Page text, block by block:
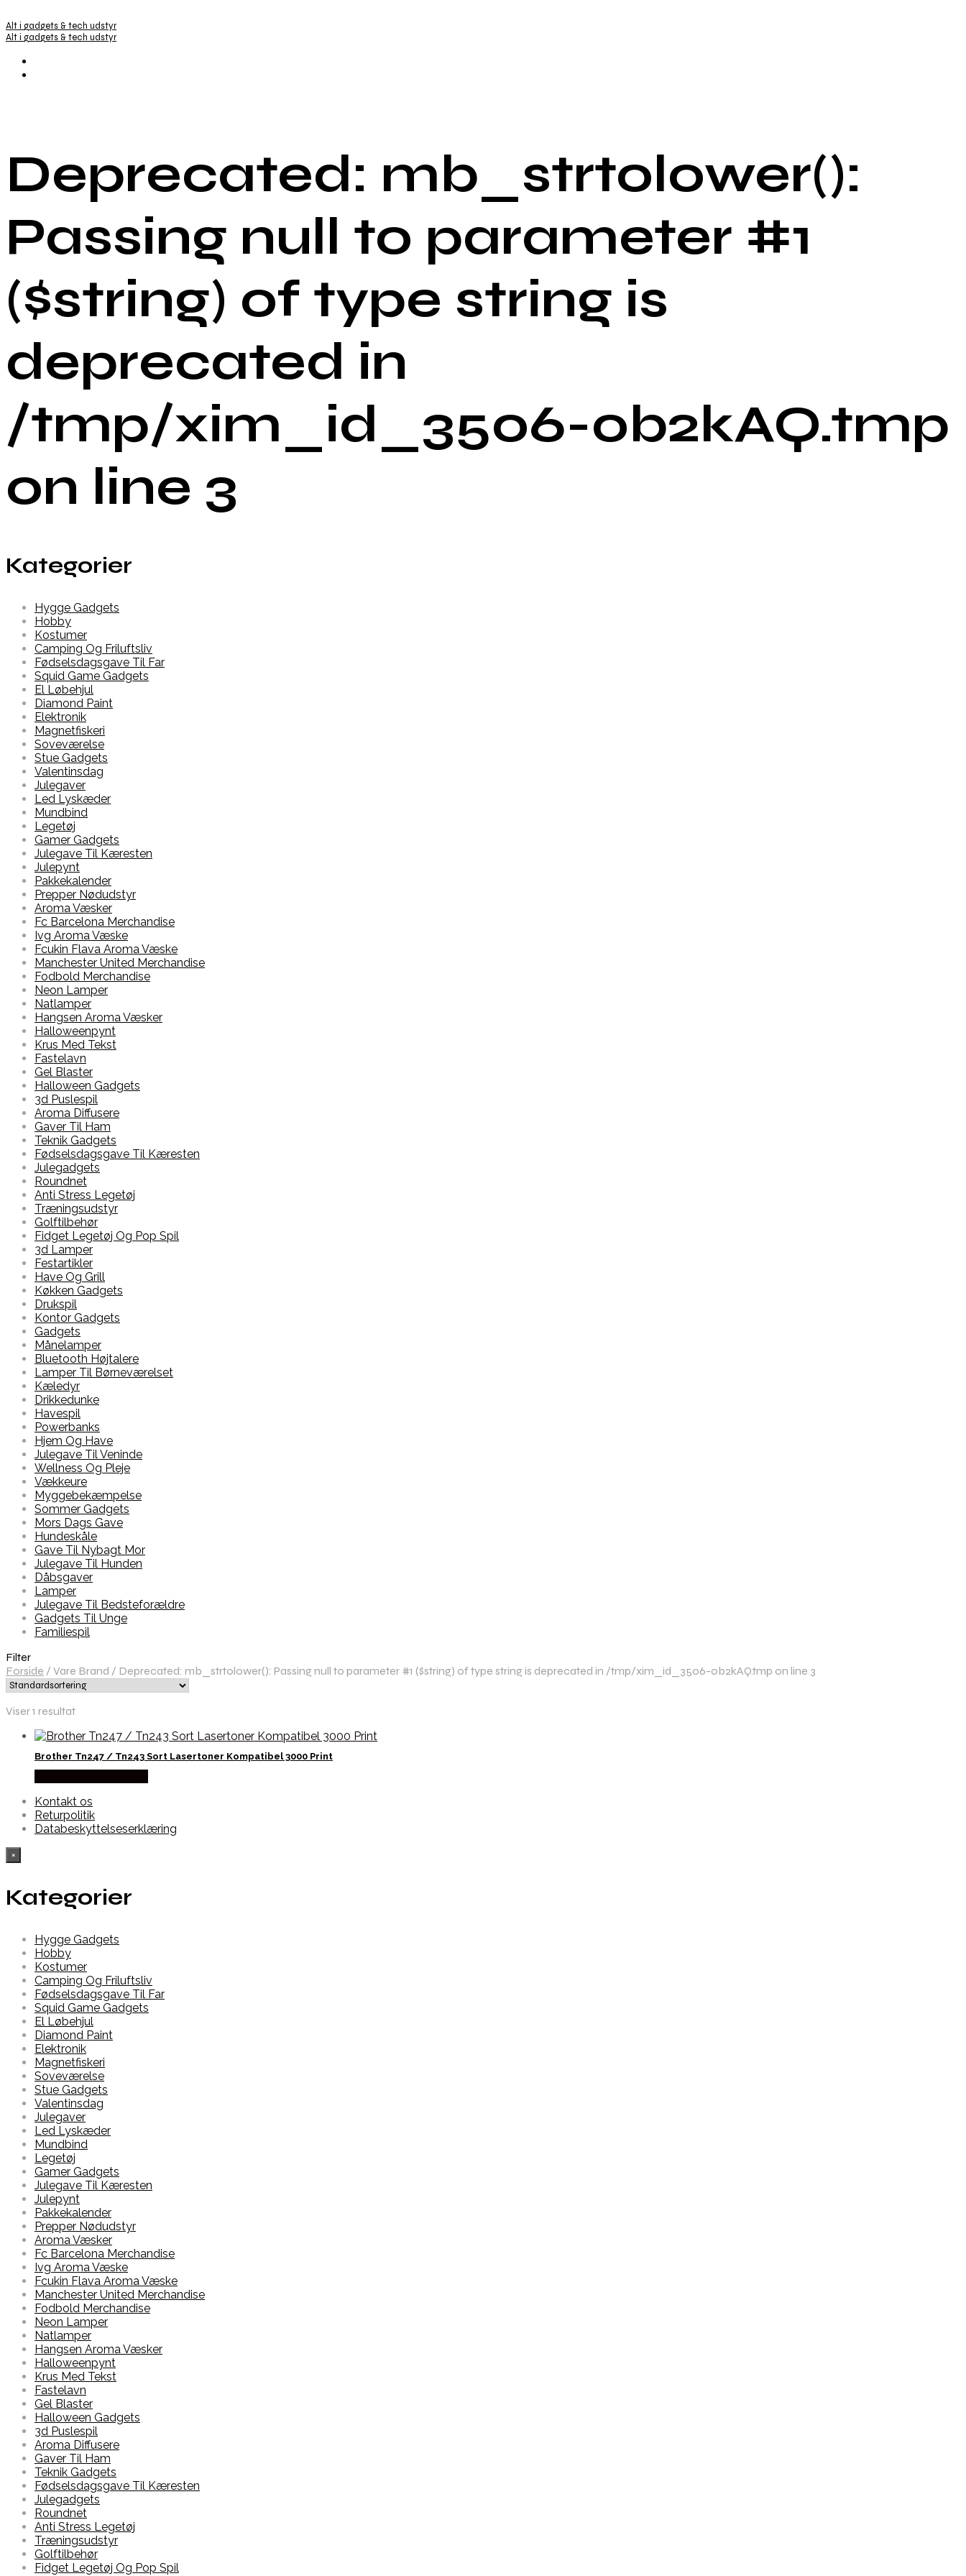
Alt i gadgets & tech udstyr
Alt i gadgets & tech udstyr
Deprecated: mb_strtolower():
Passing null to parameter #1
($string) of type string is
deprecated in
/tmp/xim_id_3506-ob2kAQ.tmp
on line 3
Kategorier
Hygge Gadgets
Hobby
Kostumer
Camping Og Friluftsliv
Fødselsdagsgave Til Far
Squid Game Gadgets
El Løbehjul
Diamond Paint
Elektronik
Magnetfiskeri
Soveværelse
Stue Gadgets
Valentinsdag
Julegaver
Led Lyskæder
Mundbind
Legetøj
Gamer Gadgets
Julegave Til Kæresten
Julepynt
Pakkekalender
Prepper Nødudstyr
Aroma Væsker
Fc Barcelona Merchandise
Ivg Aroma Væske
Fcukin Flava Aroma Væske
Manchester United Merchandise
Fodbold Merchandise
Neon Lamper
Natlamper
Hangsen Aroma Væsker
Halloweenpynt
Krus Med Tekst
Fastelavn
Gel Blaster
Halloween Gadgets
3d Puslespil
Aroma Diffusere
Gaver Til Ham
Teknik Gadgets
Fødselsdagsgave Til Kæresten
Julegadgets
Roundnet
Anti Stress Legetøj
Træningsudstyr
Golftilbehør
Fidget Legetøj Og Pop Spil
3d Lamper
Festartikler
Have Og Grill
Køkken Gadgets
Drukspil
Kontor Gadgets
Gadgets
Månelamper
Bluetooth Højtalere
Lamper Til Børneværelset
Kæledyr
Drikkedunke
Havespil
Powerbanks
Hjem Og Have
Julegave Til Veninde
Wellness Og Pleje
Vækkeure
Myggebekæmpelse
Sommer Gadgets
Mors Dags Gave
Hundeskåle
Gave Til Nybagt Mor
Julegave Til Hunden
Dåbsgaver
Lamper
Julegave Til Bedsteforældre
Gadgets Til Unge
Familiespil
Filter
Forside / Vare Brand / Deprecated: mb_strtolower(): Passing null to parameter #1 ($string) of type string is deprecated in /tmp/xim_id_3506-ob2kAQ.tmp on line 3
Viser 1 resultat
Brother Tn247 / Tn243 Sort Lasertoner Kompatibel 3000 Print
Kontakt os
Returpolitik
Databeskyttelseserklæring
×
Kategorier
Hygge Gadgets
Hobby
Kostumer
Camping Og Friluftsliv
Fødselsdagsgave Til Far
Squid Game Gadgets
El Løbehjul
Diamond Paint
Elektronik
Magnetfiskeri
Soveværelse
Stue Gadgets
Valentinsdag
Julegaver
Led Lyskæder
Mundbind
Legetøj
Gamer Gadgets
Julegave Til Kæresten
Julepynt
Pakkekalender
Prepper Nødudstyr
Aroma Væsker
Fc Barcelona Merchandise
Ivg Aroma Væske
Fcukin Flava Aroma Væske
Manchester United Merchandise
Fodbold Merchandise
Neon Lamper
Natlamper
Hangsen Aroma Væsker
Halloweenpynt
Krus Med Tekst
Fastelavn
Gel Blaster
Halloween Gadgets
3d Puslespil
Aroma Diffusere
Gaver Til Ham
Teknik Gadgets
Fødselsdagsgave Til Kæresten
Julegadgets
Roundnet
Anti Stress Legetøj
Træningsudstyr
Golftilbehør
Fidget Legetøj Og Pop Spil